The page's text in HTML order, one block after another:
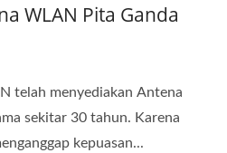
WLAN Pita Ganda
telah menyediakan Antena
sekitar 30 tahun. Karena
kepuasan...